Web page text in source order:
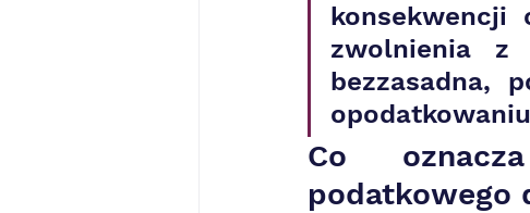
konsekwencji
zwolnienia z
bezzasadna,
Co
podatkowego